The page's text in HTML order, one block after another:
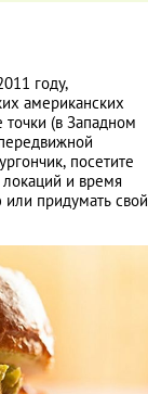
году,
американских
(в Западном
посетите
локаций и время
придумать свой